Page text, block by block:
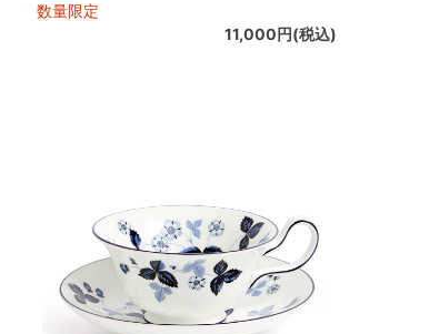
数量限定
11,000円(税込)